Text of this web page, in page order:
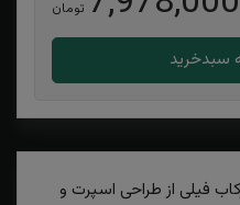
تومان
فیلی از طراحی اسپرت و